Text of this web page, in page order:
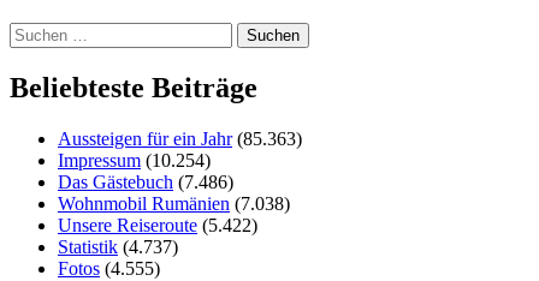
Suchen
nach:
Beliebteste Beiträge
Aussteigen für ein Jahr (85.363)
Impressum (10.254)
Das Gästebuch (7.486)
Wohnmobil Rumänien (7.038)
Unsere Reiseroute (5.422)
Statistik (4.737)
Fotos (4.555)